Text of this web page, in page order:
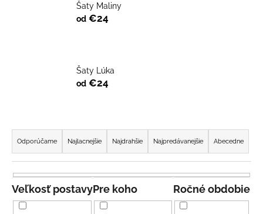
Šaty Maliny
od €24
Šaty Lúka
od €24
R
a
d
e
n
i
Odporúčame Najlacnejšie Najdrahšie Najpredávanejšie Abecedne
Pre koho Ročné obdobie
Veľkosť postavy
o
ú
č
a
m